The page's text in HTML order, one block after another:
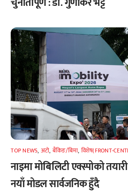
TOP NEWS, अटाे, बैंकिङ/बिमा, विशेष(FRONT-
नाइमा मोबिलिटी एक्स्पोको
नयाँ मोडल सार्वजनिक हुँदै